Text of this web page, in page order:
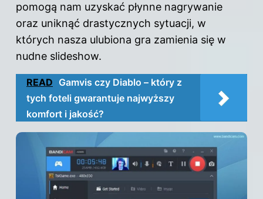
pomogą nam uzyskać płynne nagrywanie
oraz uniknąć drastycznych sytuacji, w
których nasza ulubiona gra zamienia się w
nudne slideshow.
READ Gamvis czy Diablo – który z
tych foteli gwarantuje najwyższy
komfort i jakość?